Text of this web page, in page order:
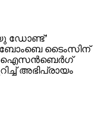
ഡോണ്ട്’
ബോംബെ ടൈംസിന്
ഐസന്‍ബെര്‍ഗ്
അഭിപ്രായം